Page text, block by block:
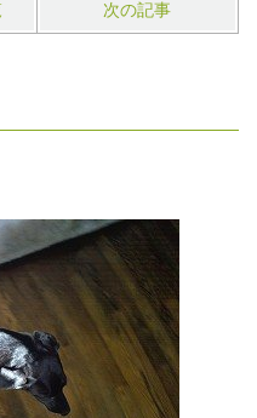
次の記事